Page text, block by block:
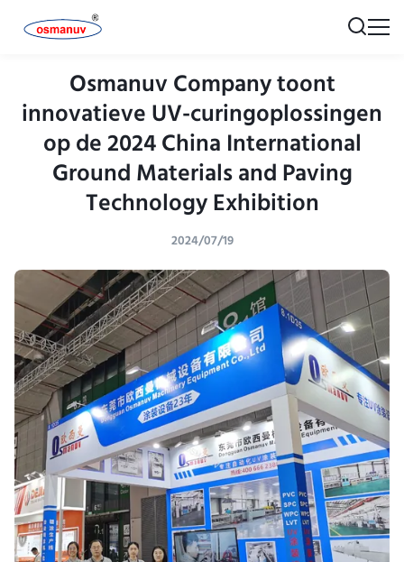
Osmanuv Company toont
innovatieve UV-curingoplossingen
op de 2024 China International
Ground Materials and Paving
Technology Exhibition
2024/07/19